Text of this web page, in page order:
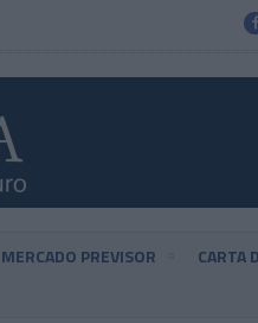

MERCADO PREVISOR CARTA